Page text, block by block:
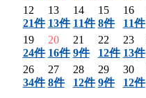
12
21件
13
13件
14
11件
15
8件
16
11件
19
24件
20
16件
21
9件
22
12件
23
13件
26
34件
27
8件
28
12件
29
9件
30
12件